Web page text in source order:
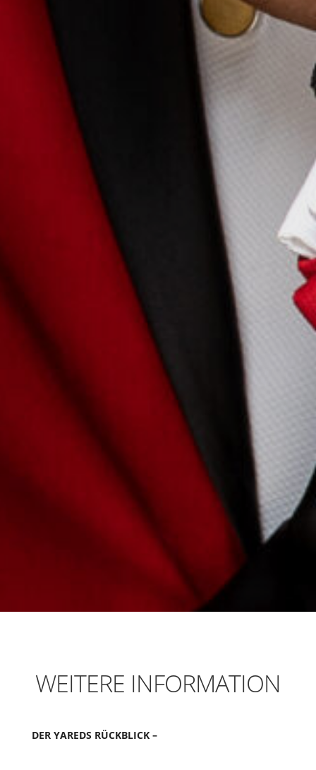
WEITERE INFORMATION
DER YAREDS RÜCKBLICK –